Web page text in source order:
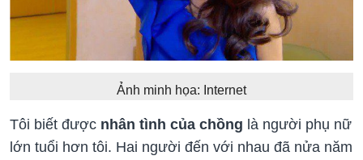
Ảnh minh họa: Internet
Tôi biết được nhân tình của chồng là người phụ nữ
lớn tuổi hơn tôi. Hai người đến với nhau đã nửa năm